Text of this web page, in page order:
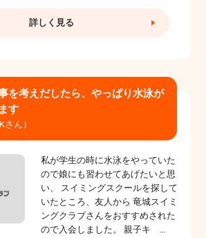
詳しく見る
を考えだしたら、やっぱり水泳が
す
ん）
私が学生の時に水泳をやっていた
ので娘にも習わせてあげたいと思
い、 スイミングスクールを探して
いたところ、友人から 竜城スイミ
ングクラブさんをおすすめされた
ので入会しました。 親子キ …